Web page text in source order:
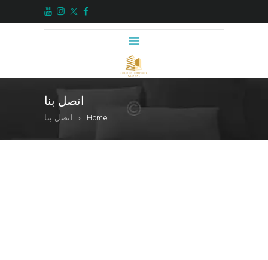
اتصل بنا
Home اتصل بنا
اتصل بنا
الاستثمارات البديلة